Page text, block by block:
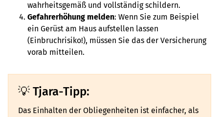
wahrheitsgemäß und vollständig schildern.
Gefahrerhöhung melden: Wenn Sie zum Beispiel
ein Gerüst am Haus aufstellen lassen
(Einbruchrisiko!), müssen Sie das der Versicherung
vorab mitteilen.
Tjara-Tipp:
Das Einhalten der Obliegenheiten ist einfacher, als